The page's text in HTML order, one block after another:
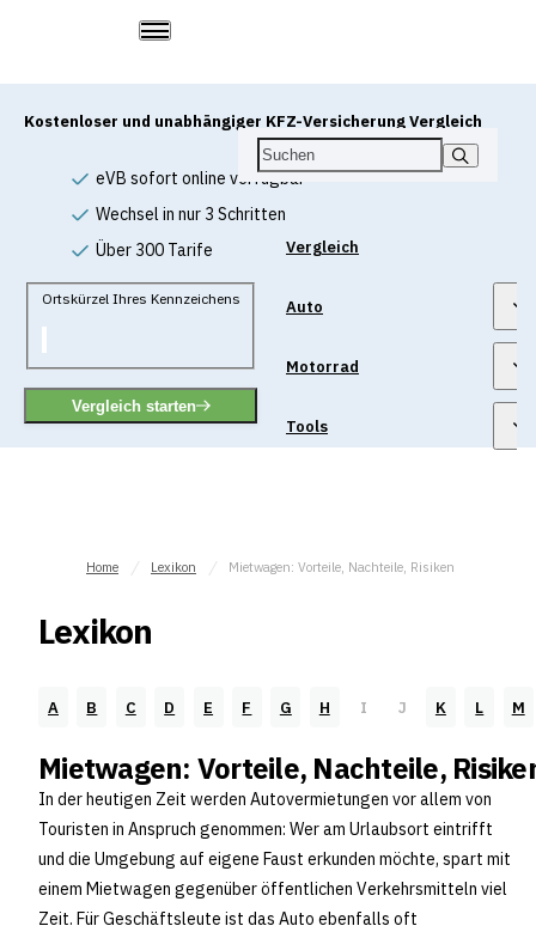
Vergleich
Auto
Motorrad
Tools
Kostenloser und unabhängiger KFZ-Versicherung Vergleich
eVB sofort online verfügbar
Wechsel in nur 3 Schritten
Über 300 Tarife
Ortskürzel Ihres Kennzeichens
Vergleich starten
Home Lexikon Mietwagen: Vorteile, Nachteile, Risiken
Lexikon
A B C D E F G H I J K L M
Mietwagen: Vorteile, Nachteile,
In der heutigen Zeit werden Autovermietungen vor allem von
Touristen in Anspruch genommen: Wer am Urlaubsort eintrifft
und die Umgebung auf eigene Faust erkunden möchte, spart mit
einem Mietwagen gegenüber öffentlichen Verkehrsmitteln viel
Zeit. Für Geschäftsleute ist das Auto ebenfalls oft